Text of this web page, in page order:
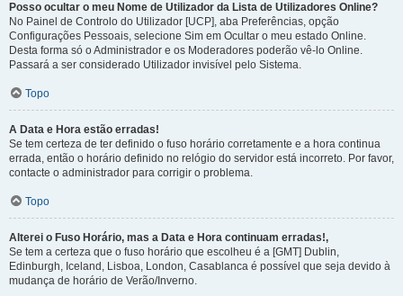
Posso ocultar o meu Nome de Utilizador da Lista de Utilizadores Online?
No Painel de Controlo do Utilizador [UCP], aba Preferências, opção
Configurações Pessoais, selecione Sim em Ocultar o meu estado Online.
Desta forma só o Administrador e os Moderadores poderão vê-lo Online.
Passará a ser considerado Utilizador invisível pelo Sistema.
Topo
A Data e Hora estão erradas!
Se tem certeza de ter definido o fuso horário corretamente e a hora continua
errada, então o horário definido no relógio do servidor está incorreto. Por favor,
contacte o administrador para corrigir o problema.
Topo
Alterei o Fuso Horário, mas a Data e Hora continuam erradas!,
Se tem a certeza que o fuso horário que escolheu é a [GMT] Dublin,
Edinburgh, Iceland, Lisboa, London, Casablanca é possível que seja devido à
mudança de horário de Verão/Inverno.